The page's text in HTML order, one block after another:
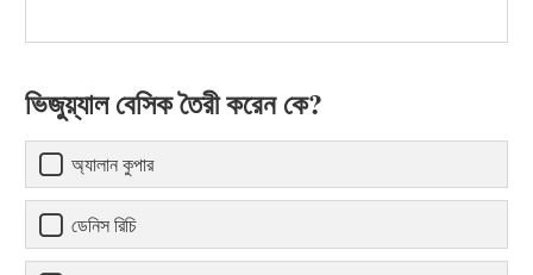
ভিজুয়্যাল বেসিক তৈরী করেন কে?
অ্যালান কুপার
ডেনিস রিচি